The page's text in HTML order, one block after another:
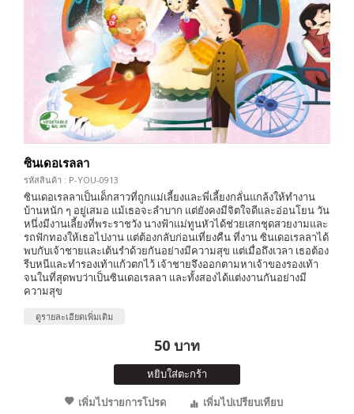
ซินเดอเรลลา
รหัสสินค้า : P-YOU-0913
ซินเดอเรลลาเป็นเด็กสาวที่ถูกแม่เลี้ยงและพี่เลี้ยงกลั่นแกล้งให้ทำงาน
บ้านหนัก ๆ อยู่เสมอ แม้เธอจะลำบาก แต่ยังคงมีจิตใจดีและอ่อนโยน วัน
หนึ่งมีงานเลี้ยงที่พระราชวัง นางฟ้าแม่ทูนหัวได้ช่วยเสกชุดสวยงามและ
รถฟักทองให้เธอไปงาน แต่ต้องกลับก่อนเที่ยงคืน ที่งาน ซินเดอเรลลาได้
พบกับเจ้าชายและเต้นรำด้วยกันอย่างมีความสุข แต่เมื่อถึงเวลา เธอต้อง
รีบหนีและทำรองเท้าแก้วตกไว้ เจ้าชายจึงออกตามหาเจ้าของรองเท้า
จนในที่สุดพบว่าเป็นซินเดอเรลลา และทั้งสองได้แต่งงานกันอย่างมี
ความสุข
ดูรายละเอียดเพิ่มเติม
50 บาท
หยิบใส่ตะกร้า
เพิ่มไปรายการโปรด
เพิ่มไปเปรียบเทียบ